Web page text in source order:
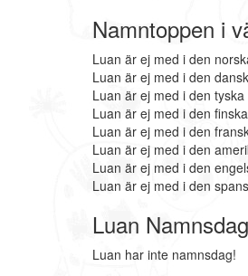
Namntoppen i
Luan är ej med i den
Luan är ej med i den
Luan är ej med i den
Luan är ej med i den
Luan är ej med i den
Luan är ej med i den
Luan är ej med i den
Luan är ej med i den
Luan
Luan har inte namnsdag!